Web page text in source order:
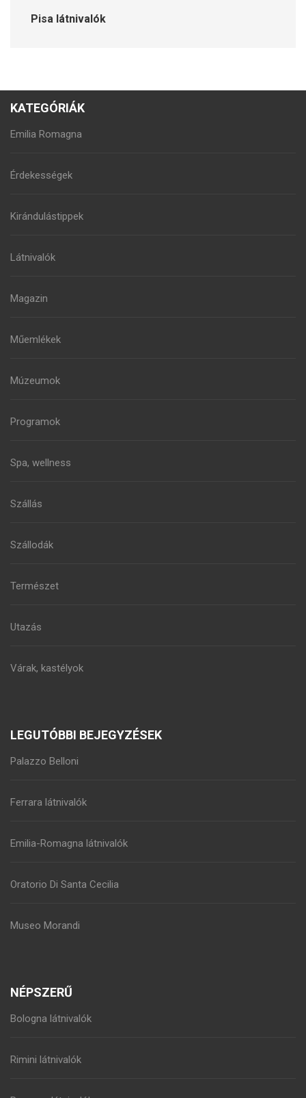
Pisa látnivalók
KATEGÓRIÁK
Emilia Romagna
Érdekességek
Kirándulástippek
Látnivalók
Magazin
Műemlékek
Múzeumok
Programok
Spa, wellness
Szállás
Szállodák
Természet
Utazás
Várak, kastélyok
LEGUTÓBBI BEJEGYZÉSEK
Palazzo Belloni
Ferrara látnivalók
Emilia-Romagna látnivalók
Oratorio Di Santa Cecilia
Museo Morandi
NÉPSZERŰ
Bologna látnivalók
Rimini látnivalók